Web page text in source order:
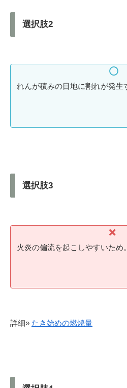
選択肢2
れんが積みの目地に割れが発生
選択肢3
火炎の偏流を起こしやすいため。
詳細» たき始めの燃焼量